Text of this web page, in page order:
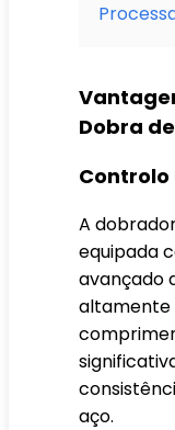
Dobra
Controlo
A
equipada
avançado
altamente
aço.